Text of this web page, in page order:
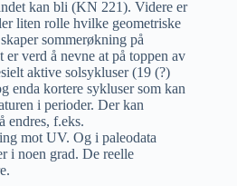
kan bli (KN 221). Videre er
liten rolle hvilke geometriske
sommerøkning på
verd å nevne at på toppen av
aktive solsykluser (19 (?)
enda kortere sykluser som kan
i perioder. Der kan
endres, f.eks.
mot UV. Og i paleodata
i noen grad. De reelle